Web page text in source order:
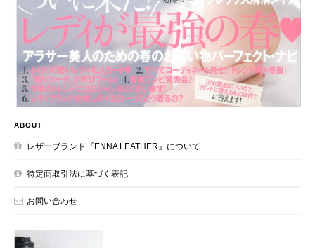
ABOUT
レザーブランド『ENNA LEATHER』について
特定商取引法に基づく表記
お問い合わせ